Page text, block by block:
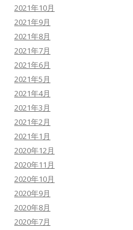
2021年10月
2021年9月
2021年8月
2021年7月
2021年6月
2021年5月
2021年4月
2021年3月
2021年2月
2021年1月
2020年12月
2020年11月
2020年10月
2020年9月
2020年8月
2020年7月